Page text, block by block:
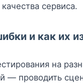
сервиса.
и как их
на
— проводить